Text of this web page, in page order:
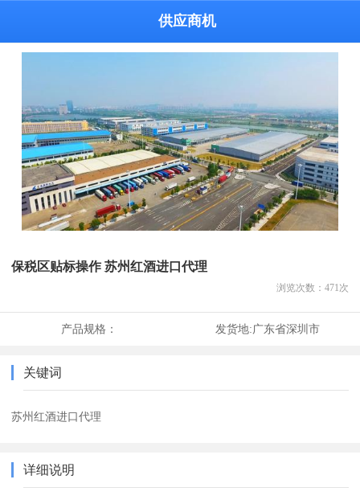
供应商机
保税区贴标操作 苏州红酒进口代理
浏览次数： 471 次
产品规格： 发货地:广东省深圳市
关键词
苏州红酒进口代理
详细说明